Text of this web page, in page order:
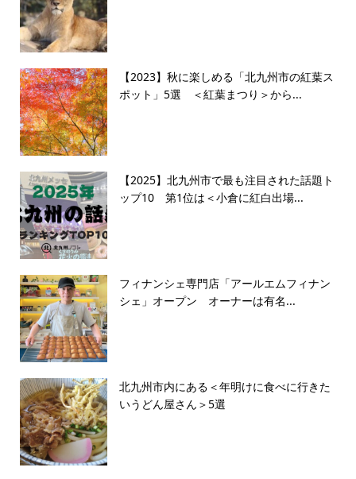
【2023】秋に楽しめる「北九州市の紅葉ス
ポット」5選 ＜紅葉まつり＞から...
【2025】北九州市で最も注目された話題ト
ップ10 第1位は＜小倉に紅白出場...
フィナンシェ専門店「アールエムフィナン
シェ」オープン オーナーは有名...
北九州市内にある＜年明けに食べに行きた
いうどん屋さん＞5選